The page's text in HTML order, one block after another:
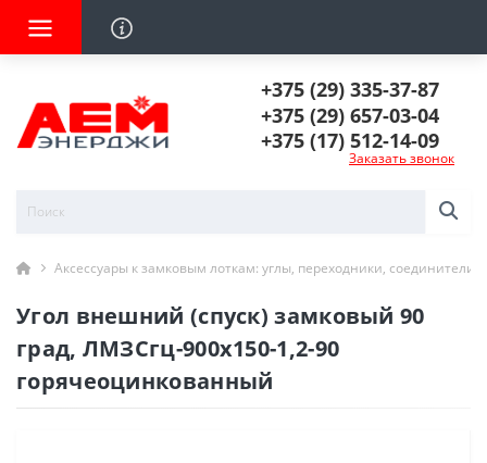
+375 (29) 335-37-87
+375 (29) 657-03-04
+375 (17) 512-14-09
Заказать звонок
Аксессуары к замковым лоткам: углы, переходники, соединители
Угол внешний (спуск) замковый 90
град, ЛМЗСгц-900х150-1,2-90
горячеоцинкованный